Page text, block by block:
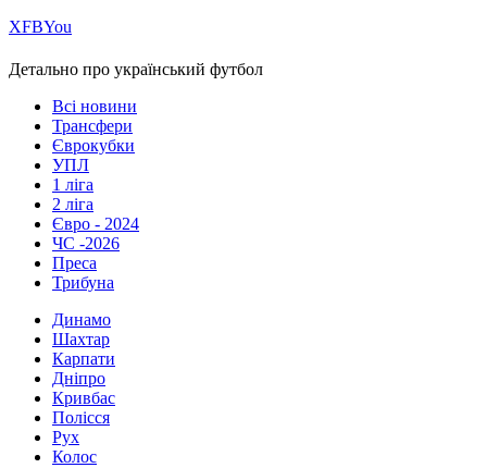
ХFBYou
Детально про український футбол
Всі новини
Трансфери
Єврокубки
УПЛ
1 ліга
2 ліга
Євро - 2024
ЧС -2026
Преса
Трибуна
Динамо
Шахтар
Карпати
Дніпро
Кривбас
Полісся
Рух
Колос